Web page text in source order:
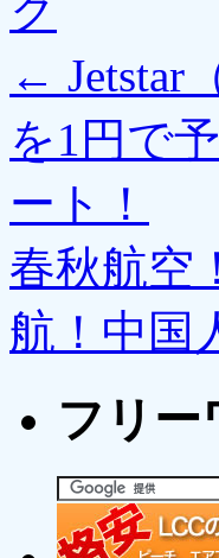
ク
←
を1円で
ート！
春秋航空
航！中国
フリー